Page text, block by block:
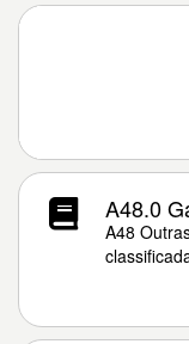
A48.0
A48